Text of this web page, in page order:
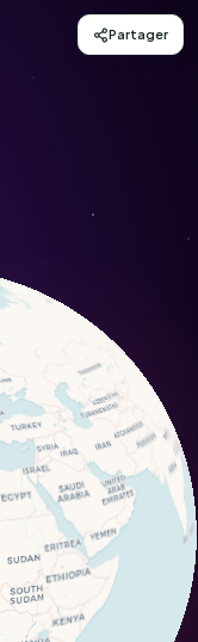
(Linum
Partager